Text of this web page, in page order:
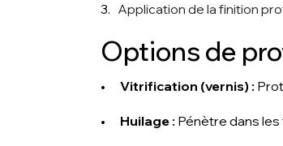
3. Application de la finition
Options de
• Vitrification (vernis) :
• Huilage : Pénètre dans